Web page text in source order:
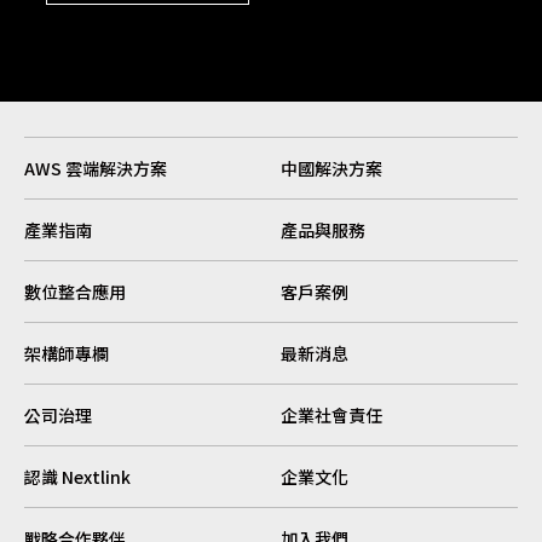
AWS 雲端解決方案 中國解決方案
產業指南 產品與服務
數位整合應用 客戶案例
架構師專欄 最新消息
公司治理 企業社會責任
認識 Nextlink 企業文化